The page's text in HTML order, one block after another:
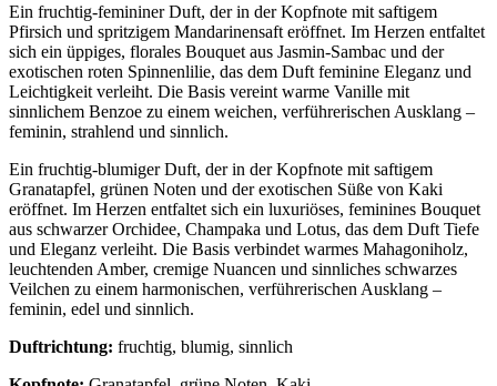
Ein fruchtig-femininer Duft, der in der Kopfnote mit saftigem
Pfirsich und spritzigem Mandarinensaft eröffnet. Im Herzen entfaltet
sich ein üppiges, florales Bouquet aus Jasmin-Sambac und der
exotischen roten Spinnenlilie, das dem Duft feminine Eleganz und
Leichtigkeit verleiht. Die Basis vereint warme Vanille mit
sinnlichem Benzoe zu einem weichen, verführerischen Ausklang –
feminin, strahlend und sinnlich.
Ein fruchtig-blumiger Duft, der in der Kopfnote mit saftigem
Granatapfel, grünen Noten und der exotischen Süße von Kaki
eröffnet. Im Herzen entfaltet sich ein luxuriöses, feminines Bouquet
aus schwarzer Orchidee, Champaka und Lotus, das dem Duft Tiefe
und Eleganz verleiht. Die Basis verbindet warmes Mahagoniholz,
leuchtenden Amber, cremige Nuancen und sinnliches schwarzes
Veilchen zu einem harmonischen, verführerischen Ausklang –
feminin, edel und sinnlich.
Duftrichtung: fruchtig, blumig, sinnlich